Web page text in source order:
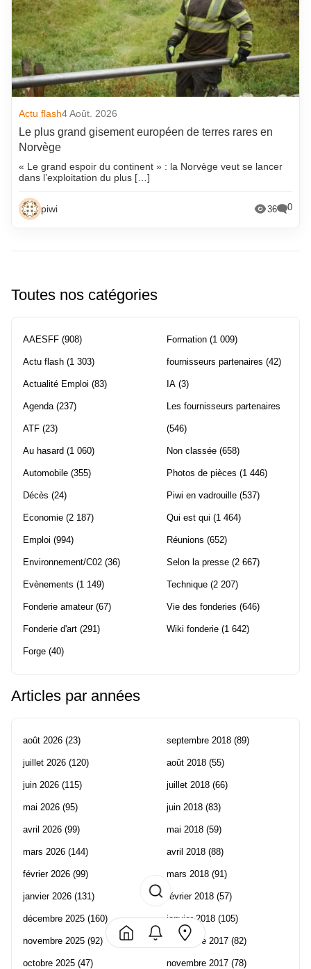
Actu flash4 Août. 2026
Le plus grand gisement européen de terres rares en
Norvège
« Le grand espoir du continent » : la Norvège veut se lancer
dans l’exploitation du plus […]
piwi 36 0
Toutes nos catégories
AAESFF (908)
Actu flash (1 303)
Actualité Emploi (83)
Agenda (237)
ATF (23)
Au hasard (1 060)
Automobile (355)
Décès (24)
Economie (2 187)
Emploi (994)
Environnement/C02 (36)
Evènements (1 149)
Fonderie amateur(67)
Fonderie d'art (291)
Forge (40)
Formation (1 009)
fournisseurs partenaires (42)
IA (3)
Les fournisseurs partenaires
(546)
Non classée (658)
Photos de pièces (1 446)
Piwi en vadrouille (537)
Qui est qui (1 464)
Réunions (652)
Selon la presse (2 667)
Technique (2 207)
Vie des fonderies (646)
Wiki fonderie (1 642)
Articles par années
août 2026 (23)
juillet 2026 (120)
juin 2026 (115)
mai 2026 (95)
avril 2026 (99)
mars 2026 (144)
février 2026 (99)
janvier 2026 (131)
décembre 2025 (160)
novembre 2025 (92)
octobre 2025 (47)
septembre 2018 (89)
août 2018 (55)
juillet 2018 (66)
juin 2018 (83)
mai 2018 (59)
avril 2018 (88)
mars 2018 (91)
février 2018 (57)
janvier 2018 (105)
décembre 2017 (82)
novembre 2017 (78)